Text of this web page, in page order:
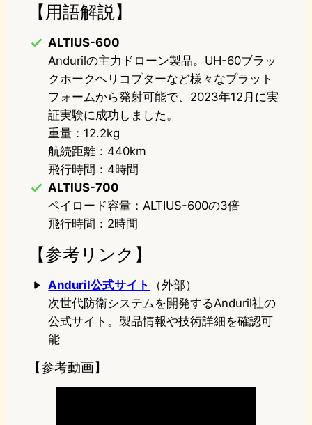
【用語解説】
ALTIUS-600
Andurilの主力ドローン製品。UH-60ブラッ
クホークヘリコプターなど様々なプラット
フォームから発射可能で、2023年12月に実
証実験に成功しました。
重量：12.2kg
航続距離：440km
飛行時間：4時間
ALTIUS-700
ペイロード容量：ALTIUS-600の3倍
飛行時間：2時間
【参考リンク】
Anduril公式サイト
（外部）
次世代防衛システムを開発するAnduril社の
公式サイト。製品情報や技術詳細を確認可
能
【参考動画】